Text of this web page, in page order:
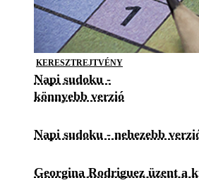
KERESZTREJTVÉNY
Napi sudoku -
könnyebb verzió
Napi sudoku - nehezebb
Georgina Rodriguez üzent a